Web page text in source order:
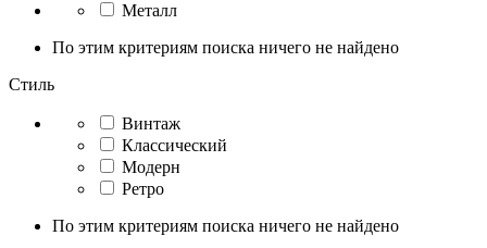
Металл
По этим критериям поиска ничего не найдено
Стиль
Винтаж
Классический
Модерн
Ретро
По этим критериям поиска ничего не найдено